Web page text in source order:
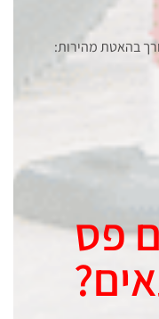
בהאטת מהירות:
פס